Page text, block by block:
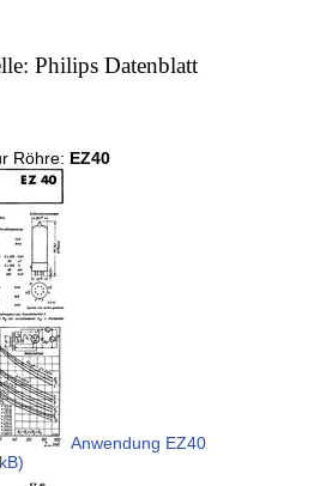
Philips Datenblatt
Röhre: EZ40
Anwendung EZ40